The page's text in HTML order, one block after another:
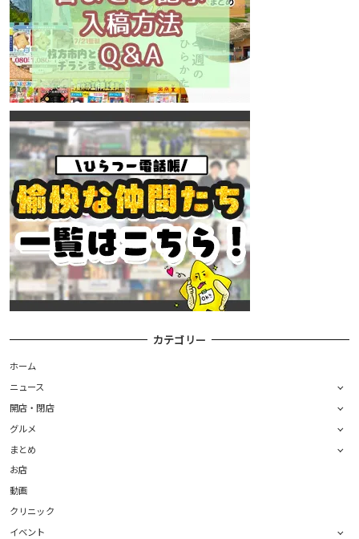
カテゴリー
ホーム
ニュース
開店・閉店
グルメ
まとめ
お店
動画
クリニック
イベント